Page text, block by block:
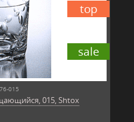
sale
top
015
015, Shtox